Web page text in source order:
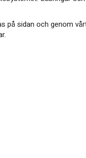
på sidan och genom